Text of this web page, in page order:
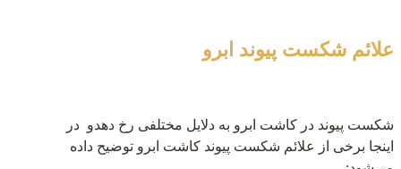
علائم شکست پیوند ابرو
شکست پیوند در کاشت ابرو به دلایل مختلفی رخ دهدو در
اینجا برخی از علائم شکست پیوند کاشت ابرو توضیح داده